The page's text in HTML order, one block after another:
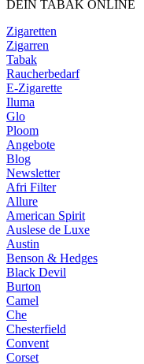
DEIN TABAK ONLINE
Zigaretten
Zigarren
Tabak
Raucherbedarf
E-Zigarette
Iluma
Glo
Ploom
Angebote
Blog
Newsletter
Afri Filter
Allure
American Spirit
Auslese de Luxe
Austin
Benson & Hedges
Black Devil
Burton
Camel
Che
Chesterfield
Convent
Corset